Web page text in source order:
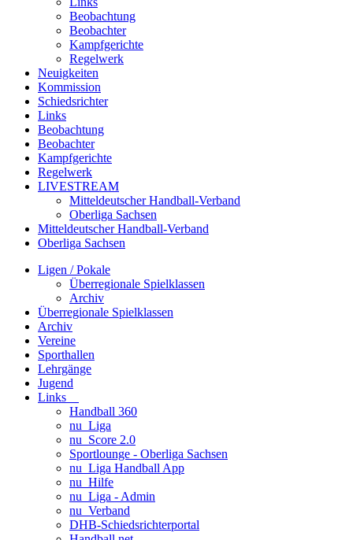
Beobachtung
Beobachter
Kampfgerichte
Regelwerk
Neuigkeiten
Kommission
Schiedsrichter
Links
Beobachtung
Beobachter
Kampfgerichte
Regelwerk
LIVESTREAM
Mitteldeutscher Handball-Verband
Oberliga Sachsen
Mitteldeutscher Handball-Verband
Oberliga Sachsen
Ligen / Pokale
Überregionale Spielklassen
Archiv
Überregionale Spielklassen
Archiv
Vereine
Sporthallen
Lehrgänge
Jugend
Links
Handball 360
nu_Liga
nu_Score 2.0
Sportlounge - Oberliga Sachsen
nu_Liga Handball App
nu_Hilfe
nu_Liga - Admin
nu_Verband
DHB-Schiedsrichterportal